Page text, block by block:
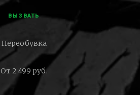
ВЫЗВАТЬ
Переобувка
От 2 499 руб.